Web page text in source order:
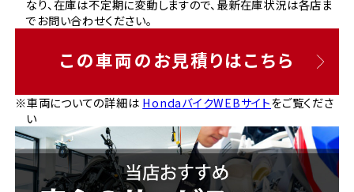
なり、在庫は不定期に変動しますので、最新在庫状況は各店ま
でお問い合わせください。
この車両のお見積りはこちら
※車両についての詳細は HondaバイクWEBサイトをご覧くださ
い
ホンダドリーム 川崎宮前
ホンダドリーム 横浜緑
兵庫県
ホンダドリーム 神戸灘
ホンダドリーム 尼崎
ホンダドリーム 姫路